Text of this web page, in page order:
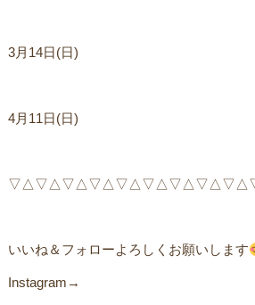
3月14日(日)ㅤ
4月11日(日)
いいね＆フォローよろしくお願いします
Instagram→